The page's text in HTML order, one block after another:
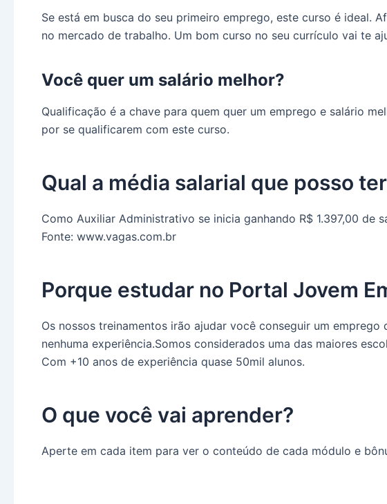
Se está em busca do seu primeiro emprego, este curso é ideal.
no mercado de trabalho. Um bom curso no seu currículo vai te
Você quer um salário melhor?
Qualificação é a chave para quem quer um emprego e salário
por se qualificarem com este curso.
Qual a média salarial que posso
Como Auxiliar Administrativo se inicia ganhando R$ 1.397,00 de
Fonte: www.vagas.com.br
Porque estudar no Portal Jovem
Os nossos treinamentos irão ajudar você conseguir um
nenhuma experiência.Somos considerados uma das maiores
Com +10 anos de experiência quase 50mil alunos.
O que você vai aprender?
Aperte em cada item para ver o conteúdo de cada módulo e